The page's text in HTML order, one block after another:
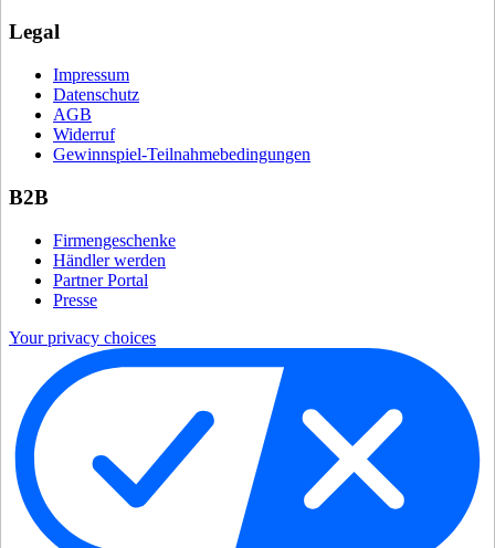
Legal
Impressum
Datenschutz
AGB
Widerruf
Gewinnspiel-Teilnahmebedingungen
B2B
Firmengeschenke
Händler werden
Partner Portal
Presse
Your privacy choices